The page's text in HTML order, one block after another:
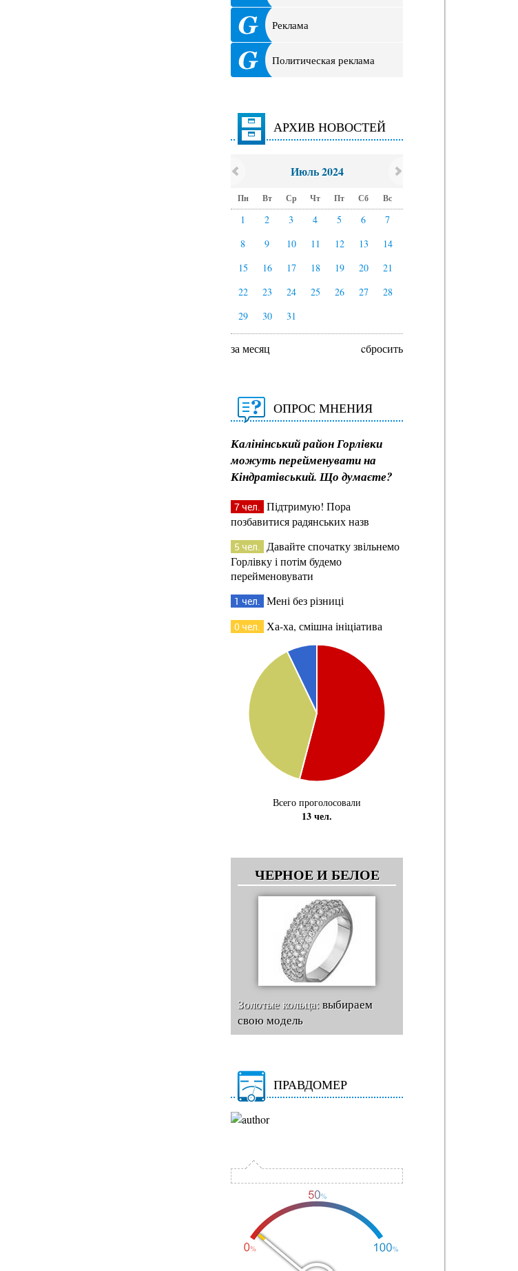
Реклама
Политическая реклама
АРХИВ НОВОСТЕЙ
Июль 2024
Пн Вт Ср Чт Пт Сб Вс
1 2 3 4 5 6
7
8
9 10 11 12 13
14
15
16 17 18 19 20
21
22
23 24 25 26 27
28
29
30 31
за месяц cбросить
ОПРОС МНЕНИЯ
Калінінський район Горлівки
можуть перейменувати на
Кіндратівський. Що думаєте?
7 чел. Підтримую! Пора
позбавитися радянських назв
5 чел. Давайте спочатку звільнемо
Горлівку і потім будемо
перейменовувати
1 чел. Мені без різниці
0 чел. Ха-ха, смішна ініціатива
Всего проголосовали
13 чел.
ЧЕРНОЕ И БЕЛОЕ
Золотые кольца:выбираем
свою модель
ПРАВДОМЕР